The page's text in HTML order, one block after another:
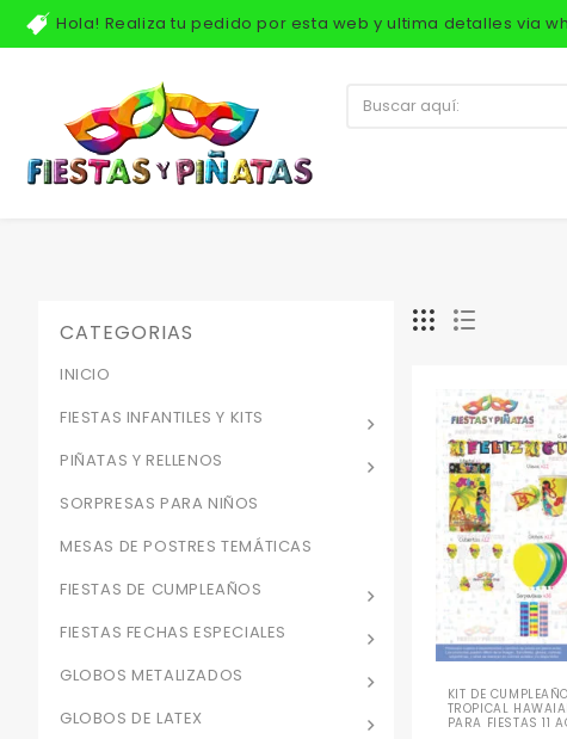
Hola! Realiza tu pedido por esta web y ultima detalles via
KIT DE
TROPICAL
PARA FIESTAS 11
CATEGORIAS
INICIO
FIESTAS INFANTILES Y KITS
PIÑATAS Y RELLENOS
SORPRESAS PARA NIÑOS
MESAS DE POSTRES TEMÁTICAS
FIESTAS DE CUMPLEAÑOS
FIESTAS FECHAS ESPECIALES
GLOBOS METALIZADOS
GLOBOS DE LATEX